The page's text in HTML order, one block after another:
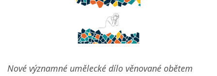
Nové významné umělecké dílo věnované obětem